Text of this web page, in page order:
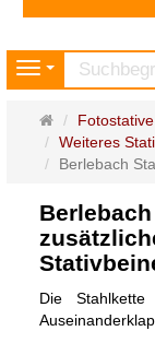
Navigation
Startseite
Weiteres
Berlebach
Die